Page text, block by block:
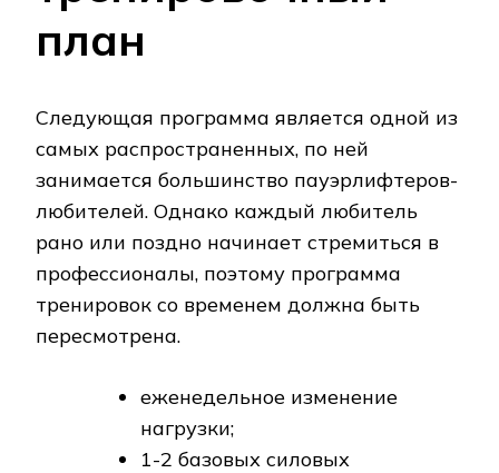
план
Следующая программа является одной из
самых распространенных, по ней
занимается большинство пауэрлифтеров-
любителей. Однако каждый любитель
рано или поздно начинает стремиться в
профессионалы, поэтому программа
тренировок со временем должна быть
пересмотрена.
еженедельное изменение
нагрузки;
1-2 базовых силовых